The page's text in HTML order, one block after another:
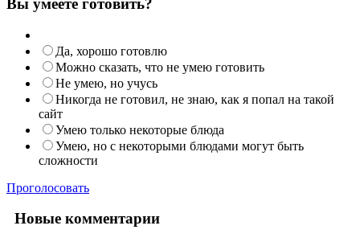
Вы умеете готовить?
Да, хорошо готовлю
Можно сказать, что не умею готовить
Не умею, но учусь
Никогда не готовил, не знаю, как я попал на такой
сайт
Умею только некоторые блюда
Умею, но с некоторыми блюдами могут быть
сложности
Проголосовать
Новые комментарии